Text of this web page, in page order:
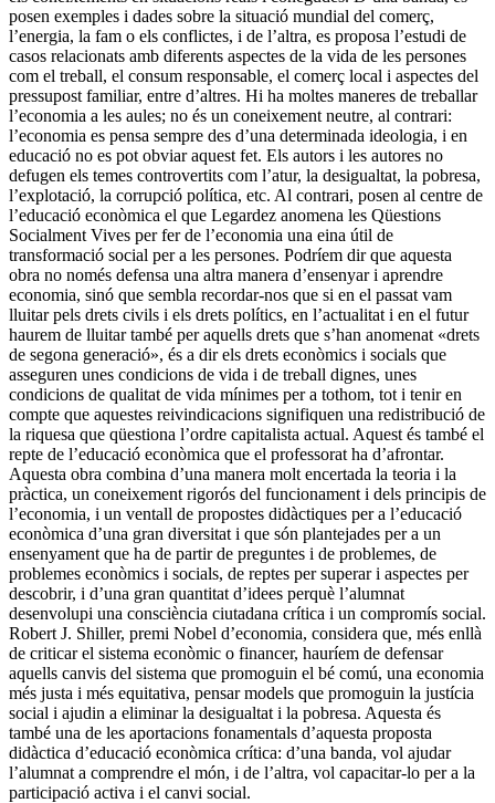
posen exemples i dades sobre la situació mundial del comerç,
l’energia, la fam o els conflictes, i de l’altra, es proposa l’estudi de
casos relacionats amb diferents aspectes de la vida de les persones
com el treball, el consum responsable, el co­merç local i aspectes del
pressupost familiar, entre d’altres. Hi ha moltes maneres de treballar
l’economia a les aules; no és un coneixement neutre, al contrari:
l’economia es pensa sempre des d’una determinada ideologia, i en
educació no es pot obviar aquest fet. Els autors i les autores no
defugen els temes controvertits com l’atur, la desigualtat, la pobresa,
l’explo­tació, la corrupció política, etc. Al contrari, posen al centre de
l’educació econòmica el que Legardez anomena les Qüestions
Social­ment Vives per fer de l’economia una eina útil de
transformació social per a les persones. Podríem dir que aquesta
obra no només de­fensa una altra manera d’ensenyar i aprendre
economia, sinó que sembla recordar-nos que si en el passat vam
lluitar pels drets civils i els drets polítics, en l’actualitat i en el futur
haurem de lluitar també per aquells drets que s’han anomenat «drets
de segona gene­ració», és a dir els drets econòmics i socials que
asseguren unes condicions de vida i de treball dignes, unes
condicions de qualitat de vida mínimes per a tothom, tot i tenir en
compte que aquestes reivindicacions signi­fiquen una redistribució de
la riquesa que qüestiona l’ordre capitalista actual. Aquest és també el
repte de l’educació econòmica que el professorat ha d’afrontar.
Aquesta obra combina d’una manera molt encertada la teoria i la
pràctica, un coneixement rigorós del funcionament i dels principis de
l’economia, i un ventall de propostes didàctiques per a l’educació
econòmica d’una gran diversitat i que són plantejades per a un
ensenyament que ha de partir de preguntes i de problemes, de
problemes econòmics i socials, de reptes per superar i aspectes per
descobrir, i d’una gran quantitat d’idees perquè l’alumnat
desenvolupi una consciència ciutadana crítica i un compromís social.
Robert J. Shiller, premi Nobel d’economia, considera que, més enllà
de criticar el sistema econòmic o financer, hauríem de defensar
aquells canvis del sistema que promoguin el bé comú, una economia
més justa i més equitativa, pensar models que promoguin la justícia
social i ajudin a elimi­nar la desigualtat i la pobresa. Aquesta és
també una de les aportacions fonamentals d’aquesta proposta
didàctica d’educació econòmica crítica: d’una banda, vol ajudar
l’alumnat a comprendre el món, i de l’altra, vol capacitar-lo per a la
participació activa i el canvi social.